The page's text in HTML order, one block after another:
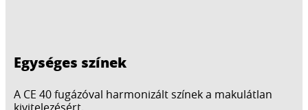
Egységes színek
A CE 40 fugázóval harmonizált színek a makulátlan